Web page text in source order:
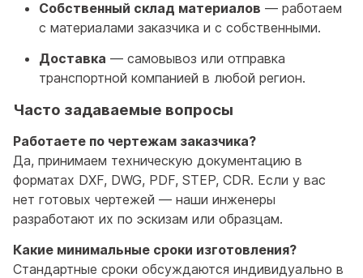
Собственный склад материалов — работаем
с материалами заказчика и с собственными.
Доставка — самовывоз или отправка
транспортной компанией в любой регион.
Часто задаваемые вопросы
Работаете по чертежам заказчика?
Да, принимаем техническую документацию в
форматах DXF, DWG, PDF, STEP, CDR. Если у вас
нет готовых чертежей — наши инженеры
разработают их по эскизам или образцам.
Какие минимальные сроки изготовления?
Стандартные сроки обсуждаются индивидуально в